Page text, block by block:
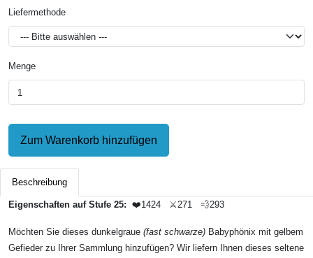
Liefermethode
Menge
Zum Warenkorb hinzufügen
Beschreibung
Eigenschaften auf Stufe 25: ❤️1424 ⚔️271 💨293
Möchten Sie dieses dunkelgraue (fast schwarze) Babyphönix mit gelbem
Gefieder zu Ihrer Sammlung hinzufügen? Wir liefern Ihnen dieses seltene